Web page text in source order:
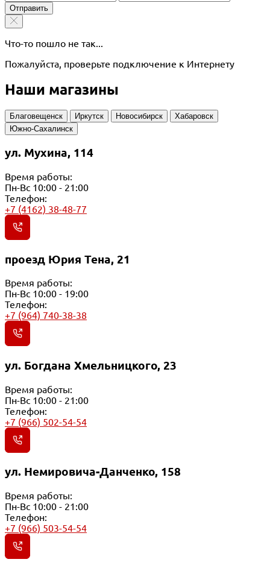
Отправить
Что-то пошло не так...
Пожалуйста, проверьте подключение к Интернету
Наши магазины
Благовещенск Иркутск Новосибирск
Хабаровск
Южно-Сахалинск
ул. Мухина, 114
Время работы:
Пн-Вс 10:00 - 21:00
Телефон:
+7 (4162) 38-48-77
проезд Юрия Тена, 21
Время работы:
Пн-Вс 10:00 - 19:00
Телефон:
+7 (964) 740-38-38
ул. Богдана Хмельницкого, 23
Время работы:
Пн-Вс 10:00 - 21:00
Телефон:
+7 (966) 502-54-54
ул. Немировича-Данченко, 158
Время работы:
Пн-Вс 10:00 - 21:00
Телефон:
+7 (966) 503-54-54